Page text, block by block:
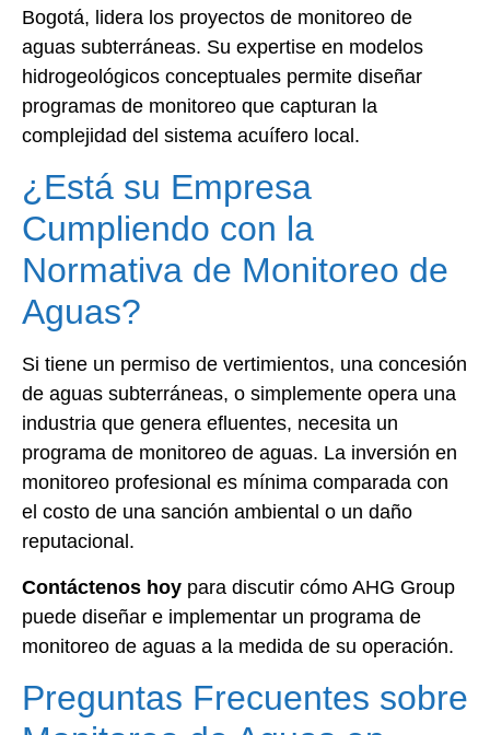
Bogotá, lidera los proyectos de monitoreo de
aguas subterráneas. Su expertise en modelos
hidrogeológicos conceptuales permite diseñar
programas de monitoreo que capturan la
complejidad del sistema acuífero local.
¿Está su Empresa
Cumpliendo con la
Normativa de Monitoreo de
Aguas?
Si tiene un permiso de vertimientos, una concesión
de aguas subterráneas, o simplemente opera una
industria que genera efluentes, necesita un
programa de monitoreo de aguas. La inversión en
monitoreo profesional es mínima comparada con
el costo de una sanción ambiental o un daño
reputacional.
Contáctenos hoy para discutir cómo AHG Group
puede diseñar e implementar un programa de
monitoreo de aguas a la medida de su operación.
Preguntas Frecuentes sobre